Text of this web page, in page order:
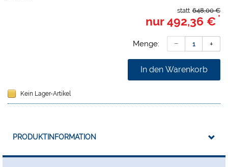
Feilenlänge, 8,5 mm und Minimale Metallstärke 0,2 mm
Keine iatrogene Schädigung der Nachbarzähne durch
durch die Anwendung rotierender Instrumente verursacht
648,00 €
statt
nur492,36 € *
Menge:
In den Warenkorb
Kein Lager-Artikel
PRODUKTINFORMATION